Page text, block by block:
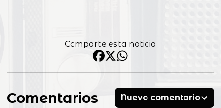
Comparte esta noticia
Comentarios Nuevo comentario